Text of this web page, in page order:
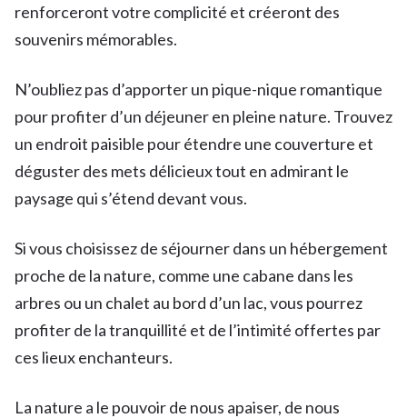
renforceront votre complicité et créeront des
souvenirs mémorables.
N’oubliez pas d’apporter un pique-nique romantique
pour profiter d’un déjeuner en pleine nature. Trouvez
un endroit paisible pour étendre une couverture et
déguster des mets délicieux tout en admirant le
paysage qui s’étend devant vous.
Si vous choisissez de séjourner dans un hébergement
proche de la nature, comme une cabane dans les
arbres ou un chalet au bord d’un lac, vous pourrez
profiter de la tranquillité et de l’intimité offertes par
ces lieux enchanteurs.
La nature a le pouvoir de nous apaiser, de nous